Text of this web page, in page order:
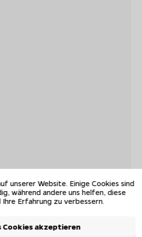
unserer Website. Einige Cookies sind
während andere uns helfen, diese
Ihre Erfahrung zu verbessern.
Cookies akzeptieren